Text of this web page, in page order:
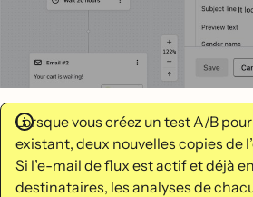
Lorsque vous créez un test A/B
existant, deux nouvelles copies de
Si l’e-mail de flux est actif et déjà
destinataires, les analyses de